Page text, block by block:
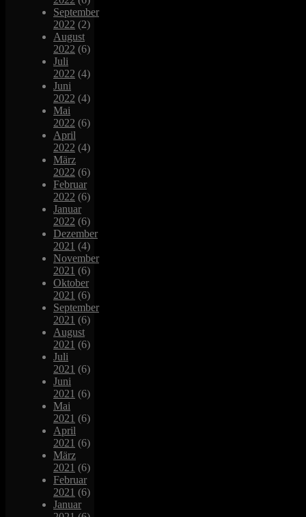
September
2022 (2)
August
2022 (6)
Juli
2022 (4)
Juni
2022 (4)
Mai
2022 (6)
April
2022 (4)
März
2022 (6)
Februar
2022 (6)
Januar
2022 (6)
Dezember
2021 (4)
November
2021 (6)
Oktober
2021 (6)
September
2021 (6)
August
2021 (6)
Juli
2021 (6)
Juni
2021 (6)
Mai
2021 (6)
April
2021 (6)
März
2021 (6)
Februar
2021 (6)
Januar